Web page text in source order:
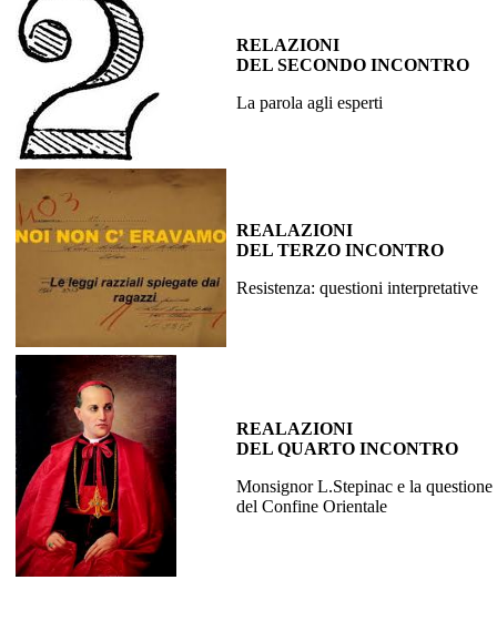
RELAZIONI
DEL SECONDO INCONTRO
La parola agli esperti
REALAZIONI
DEL TERZO INCONTRO
Resistenza: questioni interpretative
REALAZIONI
DEL QUARTO INCONTRO
Monsignor L.Stepinac e la questione
del Confine Orientale